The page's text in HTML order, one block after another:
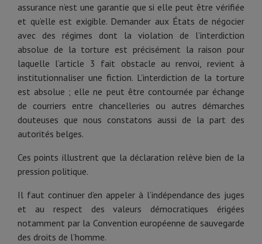
assurance n’est une garantie que si elle peut être vérifiée
et qu’elle est exigible. Demander aux États de négocier
avec des régimes dont la violation de l’interdiction
absolue de la torture est précisément la raison pour
laquelle l’article 3 fait obstacle au renvoi, revient à
institutionnaliser une fiction. L’interdiction de la torture
est absolue ; elle ne peut être contournée par échange
de courriers entre chancelleries ou autres démarches
douteuses que nous constatons aussi de la part des
autorités belges.
Ces points illustrent que la déclaration relève bien de la
pression politique.
Il faut continuer d’en appeler à l’indépendance des juges
et au respect des valeurs démocratiques érigées
notamment par la Convention européenne de sauvegarde
des droits de l’homme.